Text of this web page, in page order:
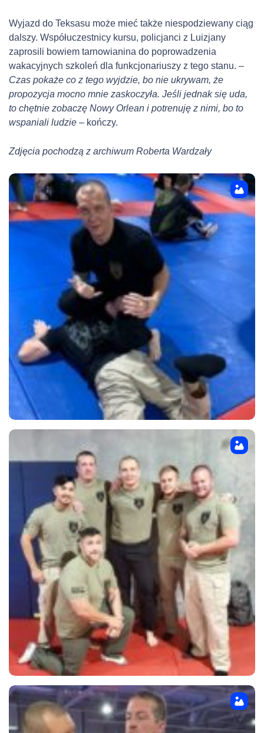
Wyjazd do Teksasu może mieć także niespodziewany ciąg
dalszy. Współuczestnicy kursu, policjanci z Luizjany
zaprosili bowiem tarnowianina do poprowadzenia
wakacyjnych szkoleń dla funkcjonariuszy z tego stanu. –
Czas pokaże co z tego wyjdzie, bo nie ukrywam, że
propozycja mocno mnie zaskoczyła. Jeśli jednak się uda,
to chętnie zobaczę Nowy Orlean i potrenuję z nimi, bo to
wspaniali ludzie – kończy.
Zdjęcia pochodzą z archiwum Roberta Wardzały